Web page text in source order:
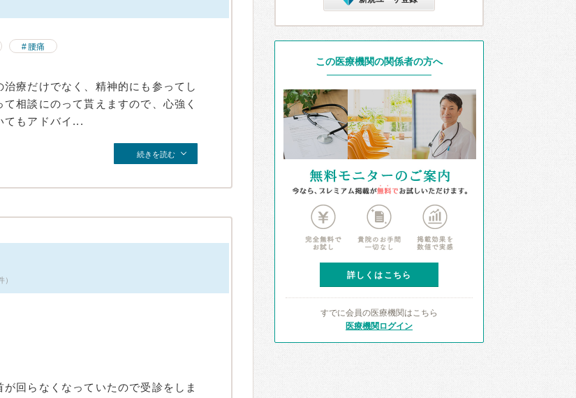
腰痛
療だけでなく、精神的にも参ってし
相談にのって貰えますので、心強く
てもアドバイ...
続きを読む
回らなくなっていたので受診をしま
この医療機関の関係者の方へ
詳しくはこちら
すでに会員の医療機関はこちら
医療機関ログイン